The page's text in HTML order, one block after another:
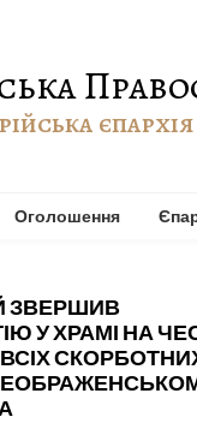
єпархія
Оголошення
ЗВЕРШИВ
У ХРАМІ НА